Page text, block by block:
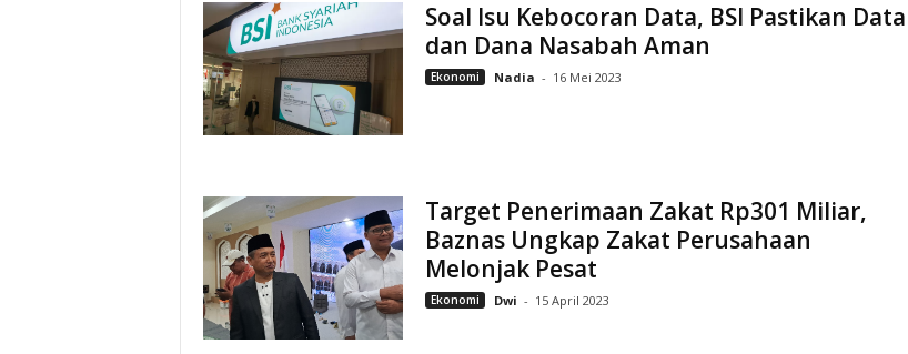
Soal Isu Kebocoran Data, BSI Pastikan Data
dan Dana Nasabah Aman
Ekonomi Nadia - 16 Mei 2023
Target Penerimaan Zakat Rp301 Miliar,
Baznas Ungkap Zakat Perusahaan
Melonjak Pesat
Ekonomi Dwi - 15 April 2023